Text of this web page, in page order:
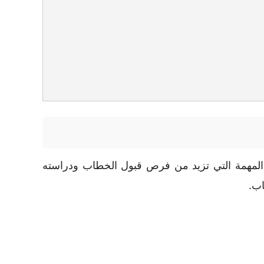
المهمة التي تزيد من فرص قبول الخطاب ودراسته